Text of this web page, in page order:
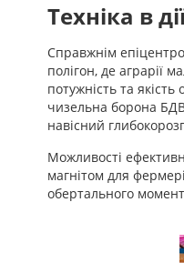
Техніка в
Справжнім
полігон, де аграрії
потужність та
чизельна борона
навісний
Можливості
магнітом для
обертального